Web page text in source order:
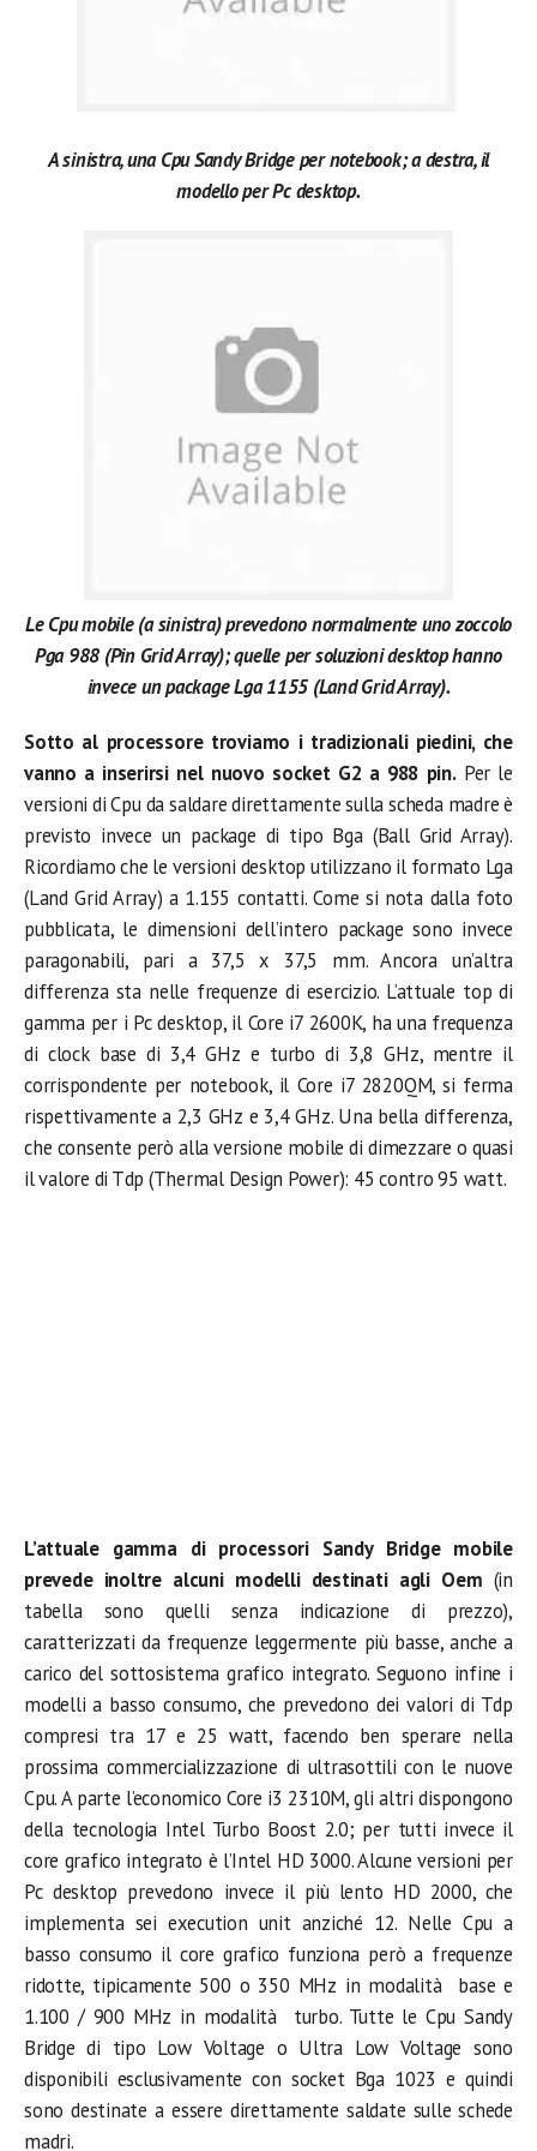
A sinistra, una Cpu Sandy Bridge per notebook; a destra, il
modello per Pc desktop.
Le Cpu mobile (a sinistra) prevedono normalmente uno zoccolo
Pga 988 (Pin Grid Array); quelle per soluzioni desktop hanno
invece un package Lga 1155 (Land Grid Array).
Sotto al processore troviamo i tradizionali piedini, che
vanno a inserirsi nel nuovo socket G2 a 988 pin.Per le
versioni di Cpu da saldare direttamente sulla scheda madre è
previsto invece un package di tipo Bga (Ball Grid Array).
Ricordiamo che le versioni desktop utilizzano il formato Lga
(Land Grid Array) a 1.155 contatti. Come si nota dalla foto
pubblicata, le dimensioni dell’intero package sono invece
paragonabili, pari a 37,5 x 37,5 mm. Ancora un’altra
differenza sta nelle frequenze di esercizio. L’attuale top di
gamma per i Pc desktop, il Core i7 2600K, ha una frequenza
di clock base di 3,4 GHz e turbo di 3,8 GHz, mentre il
corrispondente per notebook, il Core i7 2820QM, si ferma
rispettivamente a 2,3 GHz e 3,4 GHz. Una bella differenza,
che consente però alla versione mobile di dimezzare o quasi
il valore di Tdp (Thermal Design Power): 45 contro 95 watt.
L’attuale gamma di processori Sandy Bridge mobile
prevede inoltre alcuni modelli destinati agli Oem (in
tabella sono quelli senza indicazione di prezzo),
caratterizzati da frequenze leggermente più basse, anche a
carico del sottosistema grafico integrato. Seguono infine i
modelli a basso consumo, che prevedono dei valori di Tdp
compresi tra 17 e 25 watt, facendo ben sperare nella
prossima commercializzazione di ultrasottili con le nuove
Cpu. A parte l’economico Core i3 2310M, gli altri dispongono
della tecnologia Intel Turbo Boost 2.0; per tutti invece il
core grafico integrato è l’Intel HD 3000. Alcune versioni per
Pc desktop prevedono invece il più lento HD 2000, che
implementa sei execution unit anziché 12. Nelle Cpu a
basso consumo il core grafico funziona però a frequenze
ridotte, tipicamente 500 o 350 MHz in modalità base e
1.100 / 900 MHz in modalità turbo. Tutte le Cpu Sandy
Bridge di tipo Low Voltage o Ultra Low Voltage sono
disponibili esclusivamente con socket Bga 1023 e quindi
sono destinate a essere direttamente saldate sulle schede
madri.